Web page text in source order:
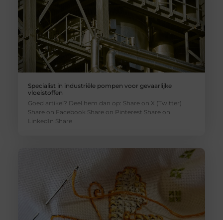
Specialist in industriële pompen voor gevaarlijke
vloeistoffen
Goed artikel? Deel hem dan op: Share on X (Twitter)
Share on Facebook Share on Pinterest Share on
LinkedIn Share